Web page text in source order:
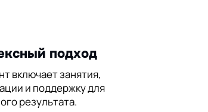
подход
включает занятия,
и поддержку для
результата.